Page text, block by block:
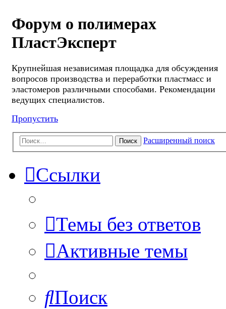
Форум о полимерах
ПластЭксперт
Крупнейшая независимая площадка для обсуждения
вопросов производства и переработки пластмасс и
эластомеров различными способами. Рекомендации
ведущих специалистов.
Пропустить
Поиск Расширенный поиск
Ссылки
Темы без ответов
Активные темы
Поиск